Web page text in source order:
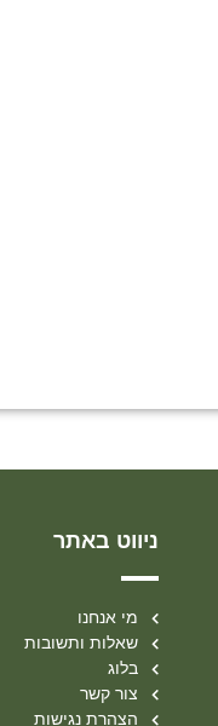
ניווט באתר
מי אנחנו
שאלות ותשובות
בלוג
צור קשר
הצהרת נגישות